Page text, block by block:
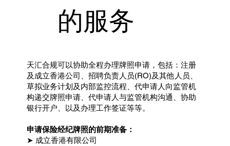
的服务
天汇合规可以协助全程办理牌照申请，包括：注册
及成立香港公司、招聘负责人员(RO)及其他人员、
草拟业务计划及内部监控流程、代申请人向监管机
构递交牌照申请、代申请人与监管机构沟通、协助
银行开户、以及办理工作签证等等。
申请保险经纪牌照的前期准备：
➤ 成立香港有限公司